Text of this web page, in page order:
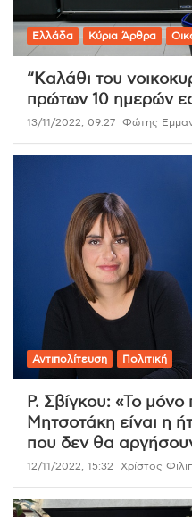
Ελλάδα Κύρια Άρθρα
“Kαλάθι του
πρώτων 10 ημερών
13/11/2022, 09:27 Φώτης
Αντιπολίτευση Πολιτική
Ρ. Σβίγκου: «Το
Μητσοτάκη είναι η
που δεν θα
12/11/2022, 15:32 Χρίστος